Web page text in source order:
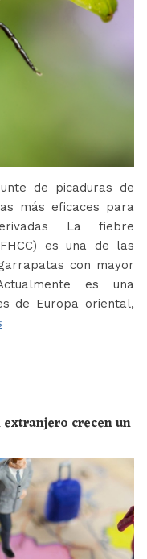
de picaduras de
más eficaces para
La fiebre
es una de las
con mayor
es una
de Europa oriental,
crecen un